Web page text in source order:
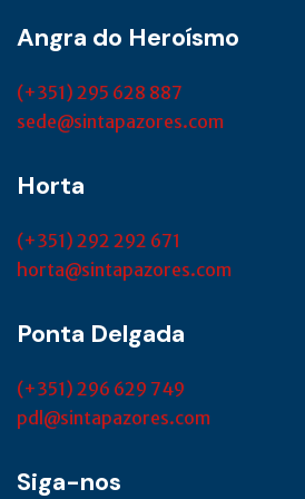
Angra do Heroísmo
(+351) 295 628 887
sede@sintapazores.com
Horta
(+351) 292 292 671
horta@sintapazores.com
Ponta Delgada
(+351) 296 629 749
pdl@sintapazores.com
Siga-nos